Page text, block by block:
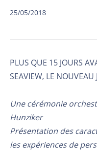
25/05/2018
PLUS QUE 15 JOURS
SEAVIEW, LE NOUVEAU
Une cérémonie
Hunziker
Présentation des
les expériences de